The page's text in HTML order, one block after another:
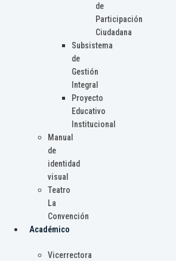
de
Participación
Ciudadana
Subsistema
de
Gestión
Integral
Proyecto
Educativo
Institucional
Manual
de
identidad
visual
Teatro
La
Convención
Académico
Vicerrectora